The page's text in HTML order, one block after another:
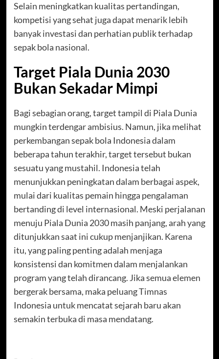
Selain meningkatkan kualitas pertandingan,
kompetisi yang sehat juga dapat menarik lebih
banyak investasi dan perhatian publik terhadap
sepak bola nasional.
Target Piala Dunia 2030
Bukan Sekadar Mimpi
Bagi sebagian orang, target tampil di Piala Dunia
mungkin terdengar ambisius. Namun, jika melihat
perkembangan sepak bola Indonesia dalam
beberapa tahun terakhir, target tersebut bukan
sesuatu yang mustahil. Indonesia telah
menunjukkan peningkatan dalam berbagai aspek,
mulai dari kualitas pemain hingga pengalaman
bertanding di level internasional. Meski perjalanan
menuju Piala Dunia 2030 masih panjang, arah yang
ditunjukkan saat ini cukup menjanjikan. Karena
itu, yang paling penting adalah menjaga
konsistensi dan komitmen dalam menjalankan
program yang telah dirancang. Jika semua elemen
bergerak bersama, maka peluang Timnas
Indonesia untuk mencatat sejarah baru akan
semakin terbuka di masa mendatang.